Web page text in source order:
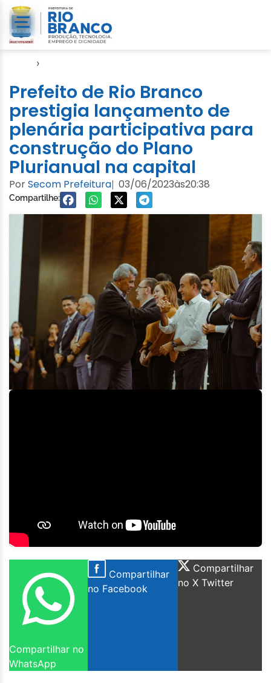
›
Prefeito de Rio Branco
prestigia lançamento de
plenária participativa para
construção do Plano
Plurianual na capital
PorSecom Prefeitura| 03/06/2023às20:38
Compartilhe:
Compartilhar no
WhatsApp
Compartilhar
no Facebook
Compartilhar
no X Twitter